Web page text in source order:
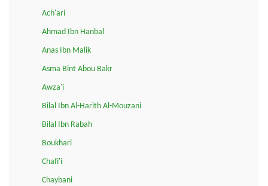
Ach'ari
Ahmad Ibn Hanbal
Anas Ibn Malik
Asma Bint Abou Bakr
Awza'i
Bilal Ibn Al-Harith Al-Mouzani
Bilal Ibn Rabah
Boukhari
Chafi'i
Chaybani